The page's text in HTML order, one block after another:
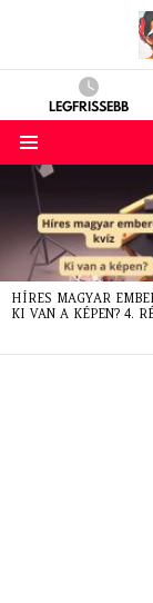
LEGFRISSEBB
LATEST
STORIES
HÍRES MAGYAR
KI VAN A KÉPEN? 4.